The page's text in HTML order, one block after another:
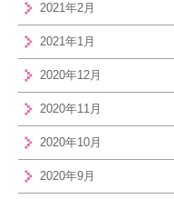
2021年2月
2021年1月
2020年12月
2020年11月
2020年10月
2020年9月